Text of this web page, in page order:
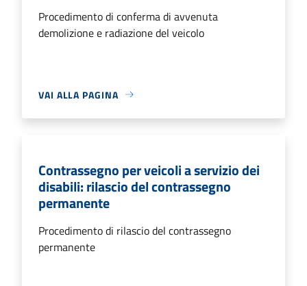
Procedimento di conferma di avvenuta
demolizione e radiazione del veicolo
VAI ALLA PAGINA
Contrassegno per veicoli a servizio dei
disabili: rilascio del contrassegno
permanente
Procedimento di rilascio del contrassegno
permanente